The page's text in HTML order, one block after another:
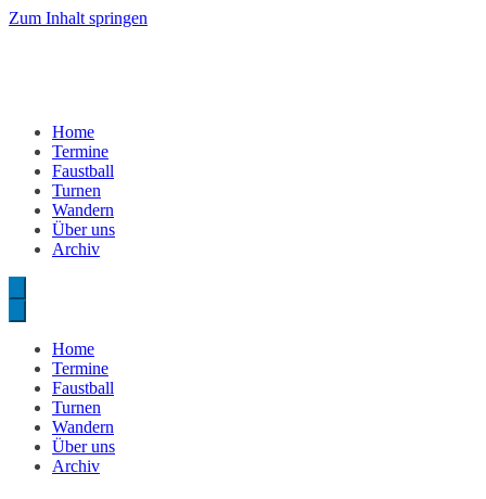
Zum Inhalt springen
Home
Termine
Faustball
Turnen
Wandern
Über uns
Archiv
Home
Termine
Faustball
Turnen
Wandern
Über uns
Archiv